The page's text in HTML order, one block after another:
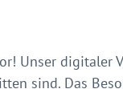
Unser digitaler
sind. Das